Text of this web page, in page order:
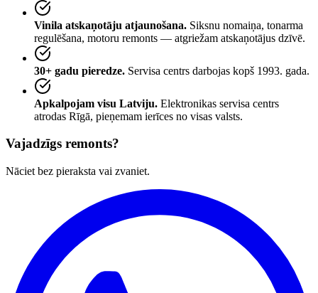
Vinila atskaņotāju atjaunošana. Siksnu nomaiņa, tonarma
regulēšana, motoru remonts — atgriežam atskaņotājus dzīvē.
30+ gadu pieredze. Servisa centrs darbojas kopš 1993. gada.
Apkalpojam visu Latviju. Elektronikas servisa centrs
atrodas Rīgā, pieņemam ierīces no visas valsts.
Vajadzīgs remonts?
Nāciet bez pieraksta vai zvaniet.